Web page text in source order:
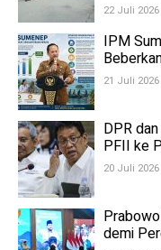
22 Juli 2026
IPM
21 Juli 2026
DPR
PFII ke
20 Juli 2026
demi